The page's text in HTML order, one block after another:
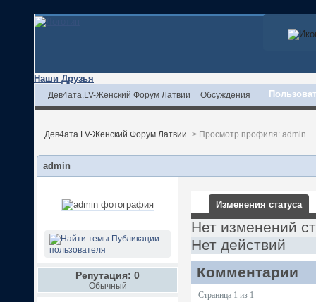
Наши Друзья
Дев4ата.LV-Женский Форум Латвии Обсуждения
Дев4ата.LV-Женский Форум Латвии > Просмотр профиля: admin
admin
Публикации
пользователя
Репутация: 0
Обычный
Изменения статуса
Нет изменений
Нет действий
Комментарии
Страница 1 из 1